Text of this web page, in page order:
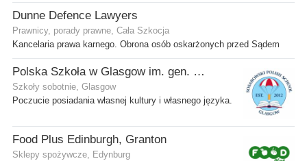
Dunne Defence Lawyers
Prawnicy, porady prawne, Cała Szkocja
Kancelaria prawa karnego. Obrona osób oskarżonych przed Sądem
Polska Szkoła w Glasgow im. gen. Stanisława Sosabowskiego
Szkoły sobotnie, Glasgow
Poczucie posiadania własnej kultury i własnego języka.
Food Plus Edinburgh, Granton
Sklepy spożywcze, Edynburg